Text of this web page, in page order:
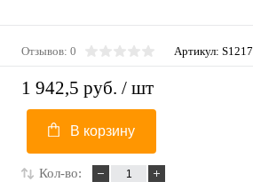
Отзывов: 0 Артикул: S1217
1 942,5 руб. / шт
В корзину
Кол-во: